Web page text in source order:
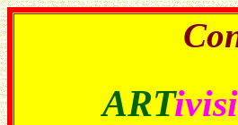
ART